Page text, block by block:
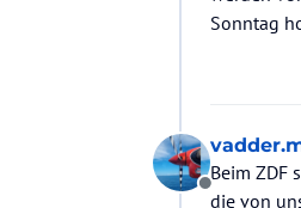
Sonntag
Offline
Beim ZDF
die von